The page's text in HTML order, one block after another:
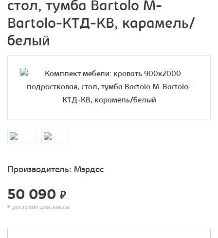
стол, тумба Bartolo M-
Bartolo-КТД-KB, карамель/
белый
Производитель: Мэрдес
50 090 ₽
доступно для заказа